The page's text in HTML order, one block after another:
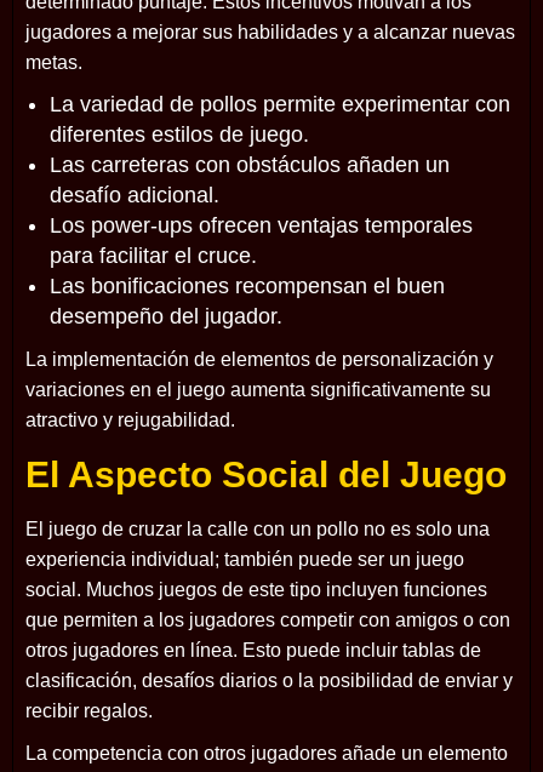
jugadores a mejorar sus habilidades y a alcanzar nuevas
metas.
La variedad de pollos permite experimentar con
diferentes estilos de juego.
Las carreteras con obstáculos añaden un
desafío adicional.
Los power-ups ofrecen ventajas temporales
para facilitar el cruce.
Las bonificaciones recompensan el buen
desempeño del jugador.
La implementación de elementos de personalización y
variaciones en el juego aumenta significativamente su
atractivo y rejugabilidad.
El Aspecto Social del Juego
El juego de cruzar la calle con un pollo no es solo una
experiencia individual; también puede ser un juego
social. Muchos juegos de este tipo incluyen funciones
que permiten a los jugadores competir con amigos o con
otros jugadores en línea. Esto puede incluir tablas de
clasificación, desafíos diarios o la posibilidad de enviar y
recibir regalos.
La competencia con otros jugadores añade un elemento